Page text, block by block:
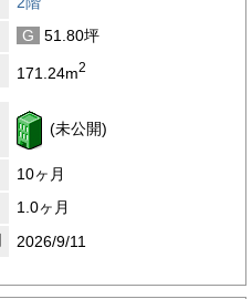
G
51.80坪
171.24m2
(未公開)
10ヶ月
1.0ヶ月
2026/9/11